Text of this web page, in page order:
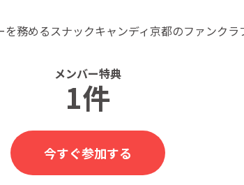
務めるスナックキャンディ京都のファンクラ
メンバー特典
1件
今すぐ参加する